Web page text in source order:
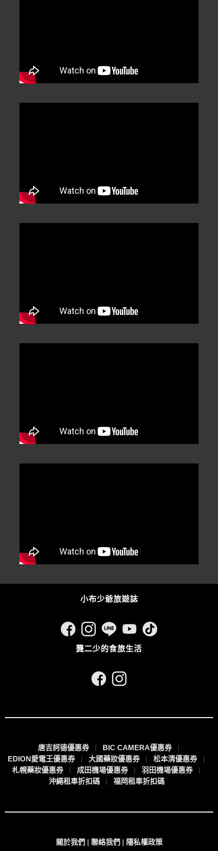
小布少爺旅遊誌
龔二少的食旅生活
唐吉訶德優惠券
BIC CAMERA優惠券
EDION愛電王優惠券
大國藥妝優惠券
松本清優惠券
札幌藥妝優惠券
成田機場優惠券
羽田機場優惠券
沖繩租車折扣碼
福岡租車折扣碼
關於我們 | 聯絡我們 | 隱私權政策